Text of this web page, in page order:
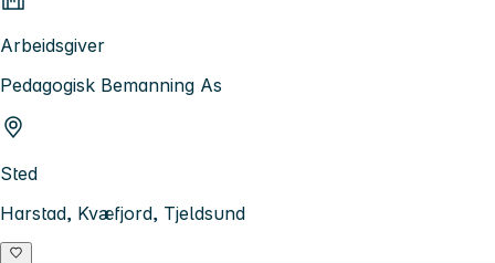
Arbeidsgiver
Pedagogisk Bemanning As
Sted
Harstad, Kvæfjord, Tjeldsund